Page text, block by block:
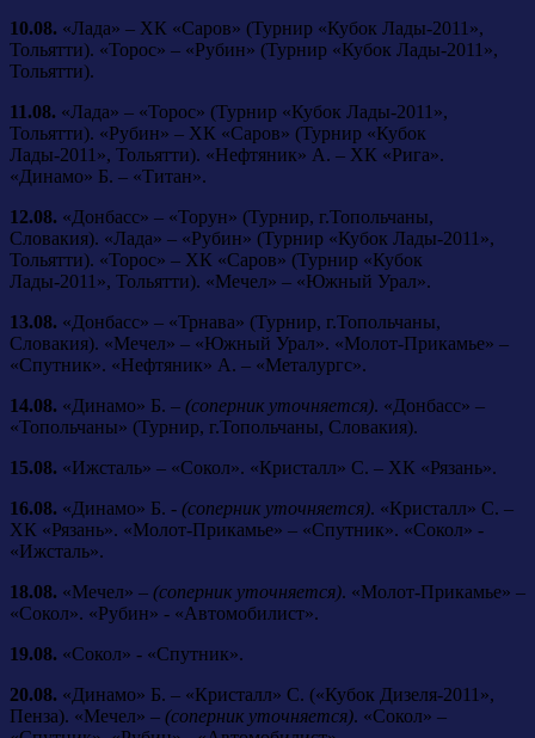
10.08. «Лада» – ХК «Саров» (Турнир «Кубок Лады-2011»,
Тольятти). «Торос» – «Рубин» (Турнир «Кубок Лады-2011»,
Тольятти).
11.08. «Лада» – «Торос» (Турнир «Кубок Лады-2011»,
Тольятти). «Рубин» – ХК «Саров» (Турнир «Кубок
Лады-2011», Тольятти). «Нефтяник» А. – ХК «Рига».
«Динамо» Б. – «Титан».
12.08. «Донбасс» – «Торун» (Турнир, г.Топольчаны,
Словакия). «Лада» – «Рубин» (Турнир «Кубок Лады-2011»,
Тольятти). «Торос» – ХК «Саров» (Турнир «Кубок
Лады-2011», Тольятти). «Мечел» – «Южный Урал».
13.08. «Донбасс» – «Трнава» (Турнир, г.Топольчаны,
Словакия). «Мечел» – «Южный Урал». «Молот-Прикамье» –
«Спутник». «Нефтяник» А. – «Металургс».
14.08. «Динамо» Б. – (соперник уточняется). «Донбасс» –
«Топольчаны» (Турнир, г.Топольчаны, Словакия).
15.08. «Ижсталь» – «Сокол». «Кристалл» С. – ХК «Рязань».
16.08. «Динамо» Б. - (соперник уточняется). «Кристалл» С. –
ХК «Рязань». «Молот-Прикамье» – «Спутник». «Сокол» -
«Ижсталь».
18.08. «Мечел» – (соперник уточняется). «Молот-Прикамье» –
«Сокол». «Рубин» - «Автомобилист».
19.08. «Сокол» - «Спутник».
20.08. «Динамо» Б. – «Кристалл» С. («Кубок Дизеля-2011»,
Пенза). «Мечел» – (соперник уточняется). «Сокол» –